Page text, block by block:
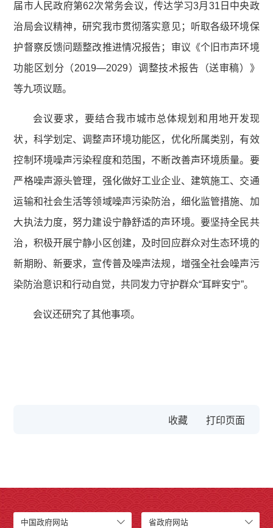
届市人民政府第62次常务会议，传达学习3月31日中央政
治局会议精神，研究我市贯彻落实意见；听取各级环境保
护督察反馈问题整改推进情况报告；审议《个旧市声环境
功能区划分（2019—2029）调整技术报告（送审稿）》
等九项议题。
会议要求，要结合我市城市总体规划和用地开发现
状，科学划定、调整声环境功能区，优化所属类别，有效
控制环境噪声污染程度和范围，不断改善声环境质量。要
严格噪声源头管理，强化做好工业企业、建筑施工、交通
运输和社会生活等领域噪声污染防治，细化监管措施、加
大执法力度，努力建设宁静舒适的声环境。要坚持全民共
治，积极开展宁静小区创建，及时回应群众对生态环境的
新期盼、新要求，宣传普及噪声法规，增强全社会噪声污
染防治意识和行动自觉，共同发力守护群众“耳畔安宁”。
会议还研究了其他事项。
收藏
中国政府网站 省政府网站